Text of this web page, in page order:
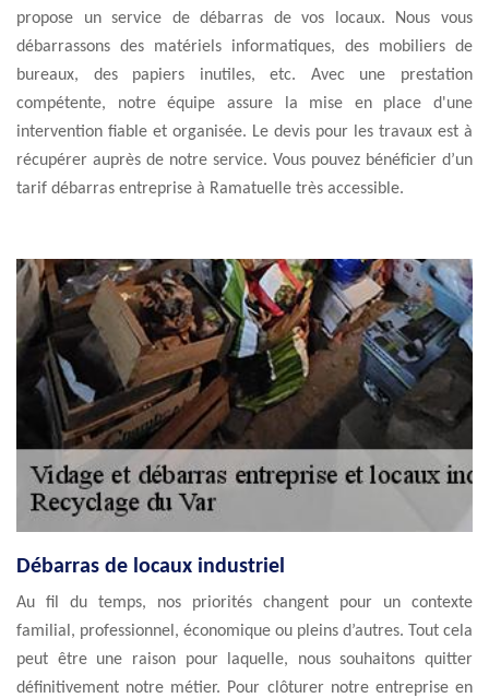
propose un service de débarras de vos locaux. Nous vous
débarrassons des matériels informatiques, des mobiliers de
bureaux, des papiers inutiles, etc. Avec une prestation
compétente, notre équipe assure la mise en place d'une
intervention fiable et organisée. Le devis pour les travaux est à
récupérer auprès de notre service. Vous pouvez bénéficier d’un
tarif débarras entreprise à Ramatuelle très accessible.
Débarras de locaux industriel
Au fil du temps, nos priorités changent pour un contexte
familial, professionnel, économique ou pleins d’autres. Tout cela
peut être une raison pour laquelle, nous souhaitons quitter
définitivement notre métier. Pour clôturer notre entreprise en